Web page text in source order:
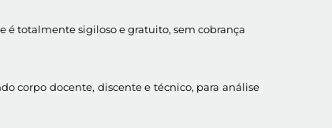
é totalmente sigiloso e gratuito, sem cobrança
corpo docente, discente e técnico, para análise